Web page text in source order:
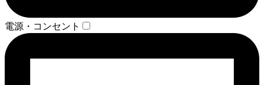
電源・コンセント